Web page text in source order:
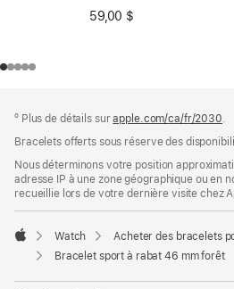
59,00 $
de
page
de
bas
de
page
º Plus de détails surapple.com/ca/fr/2030.
Bracelets offerts sous réserve des
Nous déterminons votre position
adresse IP à une zone géographique ou en
recueillie lors de votre dernière visite chez
Apple
Watch
Acheter des bracelets
Bracelet sport à rabat 46 mm forêt